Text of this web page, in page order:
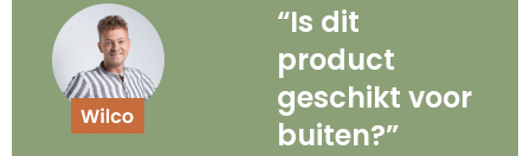
“Is dit
product
geschikt voor
buiten?”